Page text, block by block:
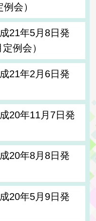
会）
21年5月8日発
例会）
21年2月6日発
20年11月7日発
20年8月8日発
20年5月9日発